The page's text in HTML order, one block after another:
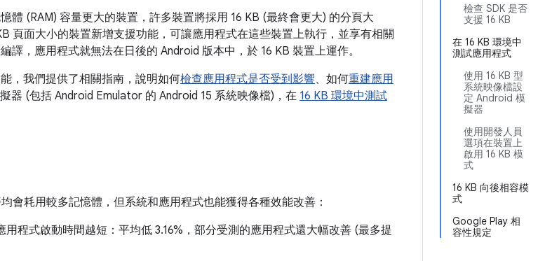
檢查 SDK 是否
支援 16 KB
在 16 KB 環境中
測試應用程式
使用 16 KB 型
系統映像檔設
定 Android 模
擬器
使用開發人員
選項在裝置上
啟用 16 KB 模
式
16 KB 向後相容模
式
Google Play 相
容性規定
體 (RAM) 容量更大的裝置，許多裝置將採用 16 KB (最終會更大) 的分頁大
頁面大小的裝置新增支援功能，可讓應用程式在這些裝置上執行，並享有相關
譯，應用程式就無法在日後的 Android 版本中，於 16 KB 裝置上運作。
，我們提供了相關指南，說明如何檢查應用程式是否受到影響、如何重建應用
器 (包括 Android Emulator 的 Android 15 系統映像檔)，在 16 KB 環境中測試
會耗用較多記憶體，但系統和應用程式也能獲得各種效能改善：
程式啟動時間越短：平均低 3.16%，部分受測的應用程式還大幅改善 (最多提